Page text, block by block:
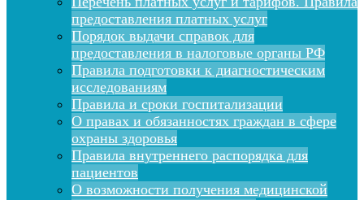
предоставления платных услуг
Порядок выдачи справок для
предоставления в налоговые органы РФ
Правила подготовки к диагностическим
исследованиям
Правила и сроки госпитализации
О правах и обязанностях граждан в сфере
охраны здоровья
Правила внутреннего распорядка для
пациентов
О возможности получения медицинской